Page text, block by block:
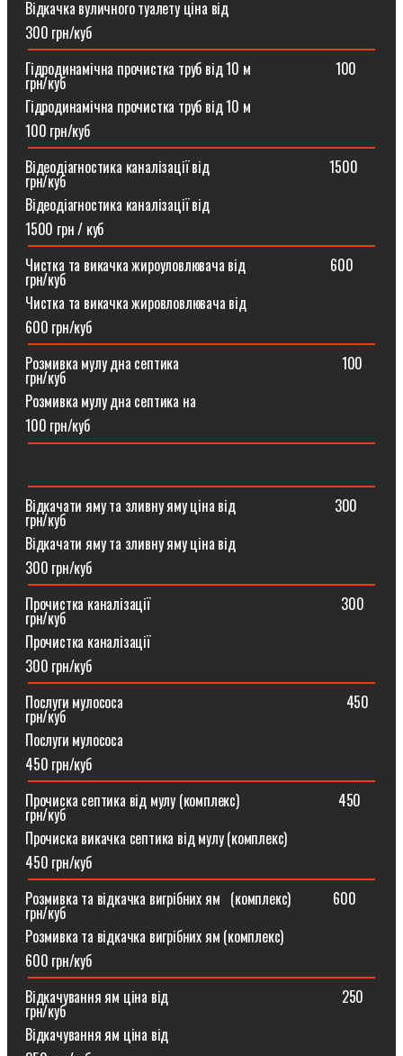
Відкачка вуличного туалету ціна від
300 грн/куб
Гідродинамічна прочистка труб від 10 м⠀⠀⠀⠀⠀⠀⠀⠀100
грн/куб
Гідродинамічна прочистка труб від 10 м
100 грн/куб
Відеодіагностика каналізації від ⠀⠀⠀⠀⠀⠀⠀⠀⠀⠀⠀1500
грн/куб
Відеодіагностика каналізації від
1500 грн / куб
Чистка та викачка жироуловлювача від⠀⠀⠀⠀⠀⠀⠀⠀600
грн/куб
Чистка та викачка жировловлювача від
600 грн/куб
Розмивка мулу дна септика ⠀⠀⠀⠀⠀⠀⠀⠀⠀⠀⠀⠀⠀⠀⠀100
грн/куб
Розмивка мулу дна септика на
100 грн/куб
Відкачати яму та зливну яму ціна від ⠀⠀⠀⠀⠀⠀⠀⠀⠀300
грн/куб
Відкачати яму та зливну яму ціна від
300 грн/куб
Прочистка каналізації⠀⠀⠀⠀⠀⠀⠀⠀⠀⠀⠀⠀⠀⠀⠀⠀⠀⠀300
грн/куб
Прочистка каналізації
300 грн/куб
Послуги мулососа⠀⠀⠀⠀⠀⠀⠀⠀⠀⠀⠀⠀⠀⠀⠀⠀⠀⠀⠀⠀⠀450
грн/куб
Послуги мулососа
450 грн/куб
Прочиска септика від мулу (комплекс) ⠀⠀⠀⠀⠀⠀⠀⠀⠀450
грн/куб
Прочиска викачка септика від мулу (комплекс)
450 грн/куб
Розмивка та відкачка вигрібних ям⠀(комплекс)⠀⠀⠀⠀600
грн/куб
Розмивка та відкачка вигрібних ям (комплекс)⠀
600 грн/куб
Відкачування ям ціна від ⠀⠀⠀⠀⠀⠀⠀⠀⠀⠀⠀⠀⠀⠀⠀⠀250
грн/куб
Відкачування ям ціна від